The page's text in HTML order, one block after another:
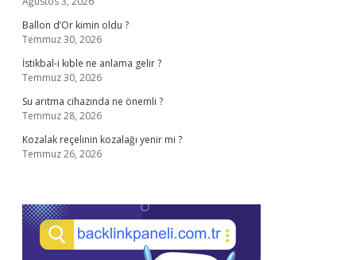
Ballon d’Or kimin oldu ?
Temmuz 30, 2026
İstikbal-i kıble ne anlama gelir ?
Temmuz 30, 2026
Su arıtma cihazında ne önemli ?
Temmuz 28, 2026
Kozalak reçelinin kozalağı yenir mi ?
Temmuz 26, 2026